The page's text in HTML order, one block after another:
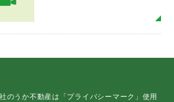
のうか不動産は「プライバシーマーク」使用